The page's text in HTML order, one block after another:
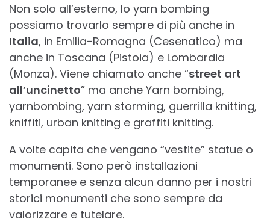
Non solo all’esterno, lo yarn bombing
possiamo trovarlo sempre di più anche in
Italia, in Emilia-Romagna (Cesenatico) ma
anche in Toscana (Pistoia) e Lombardia
(Monza). Viene chiamato anche “street art
all’uncinetto” ma anche Yarn bombing,
yarnbombing, yarn storming, guerrilla knitting,
kniffiti, urban knitting e graffiti knitting.
A volte capita che vengano “vestite” statue o
monumenti. Sono però installazioni
temporanee e senza alcun danno per i nostri
storici monumenti che sono sempre da
valorizzare e tutelare.